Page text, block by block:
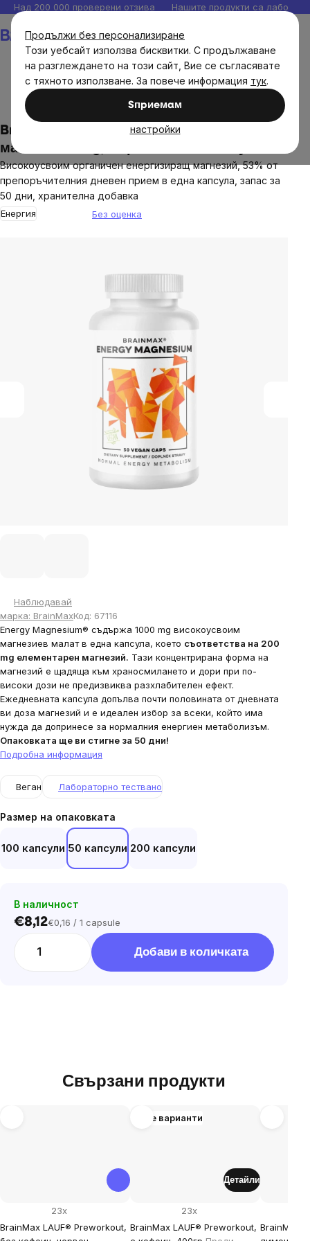
Продължи без персонализиране
Този уебсайт използва бисквитки. С продължаване
на разглеждането на този сайт, Вие се съгласявате
с тяхното използване. За повече информация тук.
Sпpиeмaм
настройки
Прескочи
към
съдържанието
Над 200 000 проверени отзива Нашите продукти са
Минерали
BrainMax Energy Magnesium®, Магнезиев
малат 1000 mg, 50 растителни капсули
Високоусвоим органичен енергизиращ магнезий, 53% от
препоръчителния дневен прием в една капсула, запас за
50 дни, хранителна добавка
Енергия Без оценка
Наблюдавай
марка: BrainMaxКод: 67116
Energy Magnesium® съдържа 1000 mg високоусвоим
магнезиев малат в една капсула, което съответства на 200
mg елементарен магнезий. Тази концентрирана форма на
магнезий е щадяща към храносмилането и дори при по-
високи дози не предизвиква разхлабителен ефект.
Ежедневната капсула допълва почти половината от дневната
ви доза магнезий и е идеален избор за всеки, който има
нужда да допринесе за нормалния енергиен метаболизъм.
Опаковката ще ви стигне за 50 дни!
Подробна информация
Веган Лабораторно тествано
Размер на опаковката
100 капсули 50 капсули 200 капсули
В наличност
€8,12Цена
€0,16 / 1 capsule
Добави в количката
Свързани продукти
BrainMax LAUF® Preworkout,
23x
Още варианти
BrainMax LAUF® Preworkout,
23x
Детайли
BrainMax